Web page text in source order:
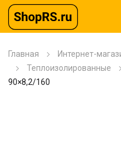
Главная Интернет-
Теплоизолированные
90×8,2/160